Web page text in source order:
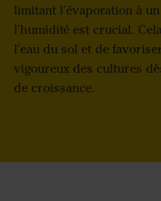
limitant l'évaporation à
l'humidité est crucial.
l'eau du sol et de
vigoureux des cultures
de croissance.